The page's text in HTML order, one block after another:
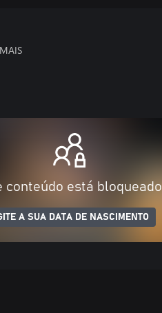
MAIS
conteúdo está bloqueado
A SUA DATA DE NASCIMENTO